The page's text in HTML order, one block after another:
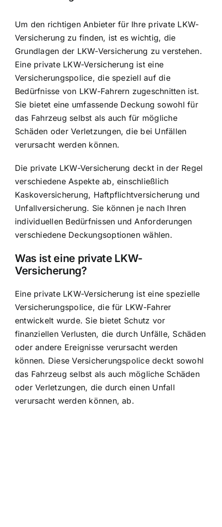
Um den richtigen Anbieter für Ihre private LKW-
Versicherung zu finden, ist es wichtig, die
Grundlagen der LKW-Versicherung zu verstehen.
Eine private LKW-Versicherung ist eine
Versicherungspolice, die speziell auf die
Bedürfnisse von LKW-Fahrern zugeschnitten ist.
Sie bietet eine umfassende Deckung sowohl für
das Fahrzeug selbst als auch für mögliche
Schäden oder Verletzungen, die bei Unfällen
verursacht werden können.
Die private LKW-Versicherung deckt in der Regel
verschiedene Aspekte ab, einschließlich
Kaskoversicherung, Haftpflichtversicherung und
Unfallversicherung. Sie können je nach Ihren
individuellen Bedürfnissen und Anforderungen
verschiedene Deckungsoptionen wählen.
Was ist eine private LKW-
Versicherung?
Eine private LKW-Versicherung ist eine spezielle
Versicherungspolice, die für LKW-Fahrer
entwickelt wurde. Sie bietet Schutz vor
finanziellen Verlusten, die durch Unfälle, Schäden
oder andere Ereignisse verursacht werden
können. Diese Versicherungspolice deckt sowohl
das Fahrzeug selbst als auch mögliche Schäden
oder Verletzungen, die durch einen Unfall
verursacht werden können, ab.